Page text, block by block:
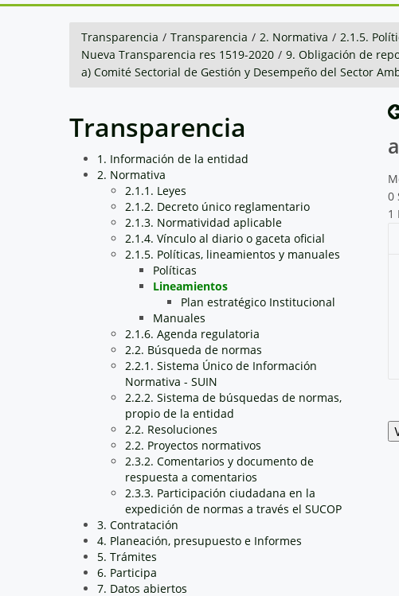
Transparencia / Transparencia / 2. Normativa / 2.1.5.
Nueva Transparencia res 1519-2020 / 9. Obligación de
a) Comité Sectorial de Gestión y Desempeño del Sector
Transparencia
1. Información de la entidad
2. Normativa
2.1.1. Leyes
2.1.2. Decreto único reglamentario
2.1.3. Normatividad aplicable
2.1.4. Vínculo al diario o gaceta oficial
2.1.5. Políticas, lineamientos y manuales
Políticas
Lineamientos
Plan estratégico Institucional
Manuales
2.1.6. Agenda regulatoria
2.2. Búsqueda de normas
2.2.1. Sistema Único de Información
Normativa - SUIN
2.2.2. Sistema de búsquedas de normas,
propio de la entidad
2.2. Resoluciones
2.2. Proyectos normativos
2.3.2. Comentarios y documento de
respuesta a comentarios
2.3.3. Participación ciudadana en la
expedición de normas a través el SUCOP
3. Contratación
4. Planeación, presupuesto e Informes
5. Trámites
6. Participa
7. Datos abiertos
0
1